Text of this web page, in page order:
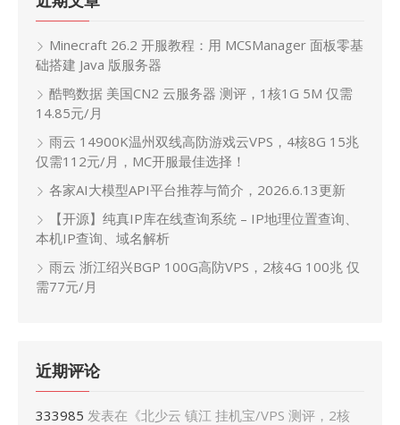
Minecraft 26.2 开服教程：用 MCSManager 面板零基
础搭建 Java 版服务器
酷鸭数据 美国CN2 云服务器 测评，1核1G 5M 仅需
14.85元/月
雨云 14900K温州双线高防游戏云VPS，4核8G 15兆
仅需112元/月，MC开服最佳选择！
各家AI大模型API平台推荐与简介，2026.6.13更新
【开源】纯真IP库在线查询系统 – IP地理位置查询、
本机IP查询、域名解析
雨云 浙江绍兴BGP 100G高防VPS，2核4G 100兆 仅
需77元/月
近期评论
333985 发表在《北少云 镇江 挂机宝/VPS 测评，2核